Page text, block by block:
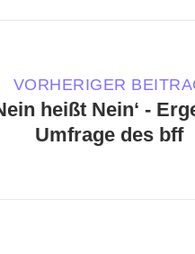
VORHERIGER
heißt Nein‘ -
Umfrage des bff